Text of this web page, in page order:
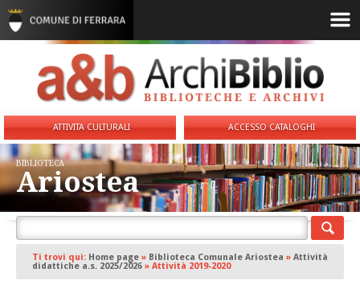
ATTIVITA CULTURALI ACCESSO CATALOGHI
BIBLIOTECA
Ariostea
Ti trovi qui: Home page » Biblioteca Comunale Ariostea » Attività
didattiche a.s. 2025/2026 » Attività 2019-2020